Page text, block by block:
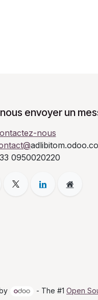
envoyer un
nous
33 0950020220
- The #1 Open